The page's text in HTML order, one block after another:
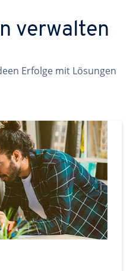
verwalten
Erfolge mit Lösungen